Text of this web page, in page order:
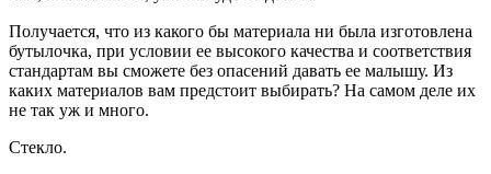
Получается, что из какого бы материала ни была изготовлена
бутылочка, при условии ее высокого качества и соответствия
стандартам вы сможете без опасений давать ее малышу. Из
каких материалов вам предстоит выбирать? На самом деле их
не так уж и много.
Стекло.